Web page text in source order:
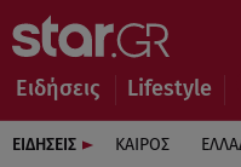
Ειδήσεις Lifestyle
ΕΙΔΗΣΕΙΣ ΚΑΙΡΟΣ